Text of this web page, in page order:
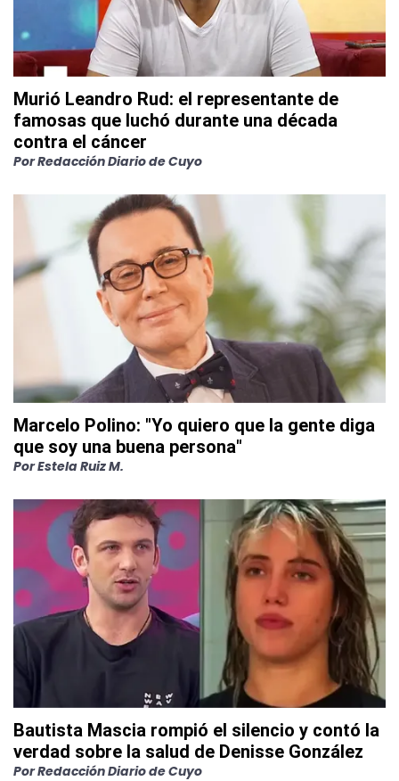
Murió Leandro Rud: el representante de
famosas que luchó durante una década
contra el cáncer
PorRedacción Diario de Cuyo
Marcelo Polino: "Yo quiero que la gente diga
que soy una buena persona"
PorEstela Ruiz M.
Bautista Mascia rompió el silencio y contó la
verdad sobre la salud de Denisse González
PorRedacción Diario de Cuyo